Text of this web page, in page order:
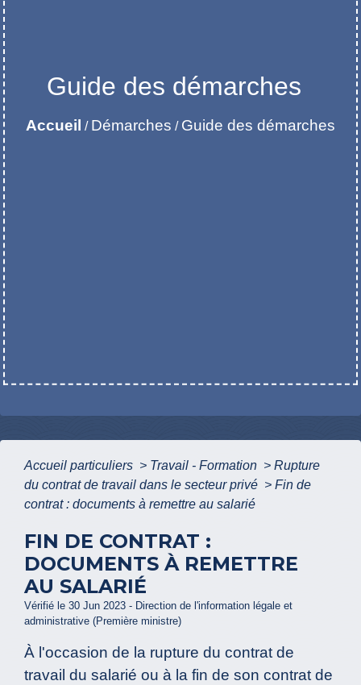
Guide des démarches
Accueil / Démarches / Guide des démarches
Accueil particuliers > Travail - Formation > Rupture
du contrat de travail dans le secteur privé > Fin de
contrat : documents à remettre au salarié
FIN DE CONTRAT :
DOCUMENTS À REMETTRE
AU SALARIÉ
Vérifié le 30 Jun 2023 - Direction de l'information légale et
administrative (Première ministre)
À l'occasion de la rupture du contrat de
travail du salarié ou à la fin de son contrat de